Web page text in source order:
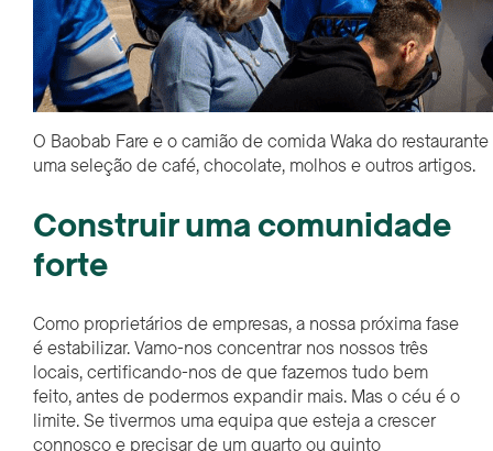
O Baobab Fare e o camião de comida Waka do
uma seleção de café, chocolate, molhos e outros artigos.
Construir uma comunidade
forte
Como proprietários de empresas, a nossa próxima fase
é estabilizar. Vamo-nos concentrar nos nossos três
locais, certificando-nos de que fazemos tudo bem
feito, antes de podermos expandir mais. Mas o céu é o
limite. Se tivermos uma equipa que esteja a crescer
connosco e precisar de um quarto ou quinto